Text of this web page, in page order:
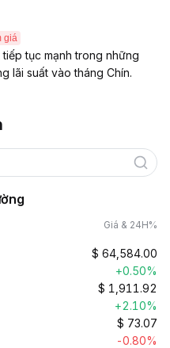
giá
tục mạnh trong những
lãi suất vào tháng Chín.
Giá & 24H%
$ 64,584.00
+0.50%
$ 1,911.92
+2.10%
$ 73.07
-0.80%